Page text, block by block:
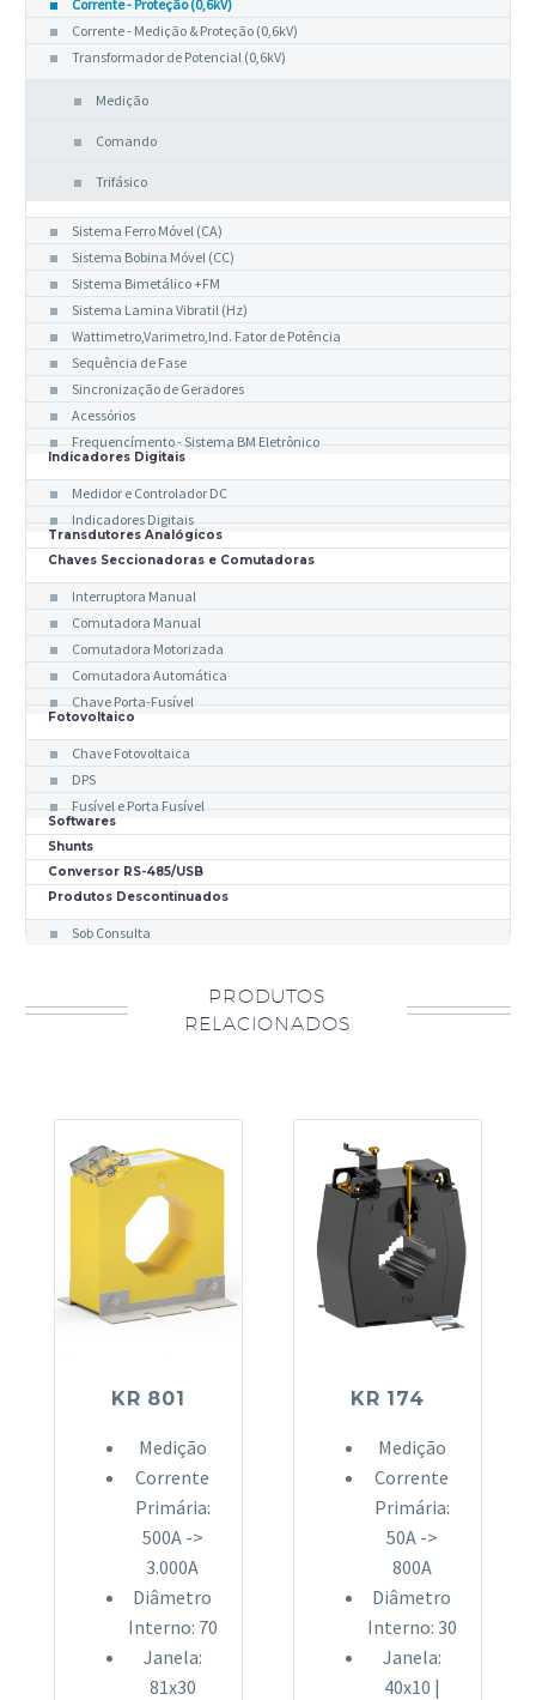
Corrente - Proteção (0,6kV)
Corrente - Medição & Proteção (0,6kV)
Transformador de Potencial (0,6kV)
Medição
Comando
Trifásico
Sistema Ferro Móvel (CA)
Sistema Bobina Móvel (CC)
Sistema Bimetálico +FM
Sistema Lamina Vibratil (Hz)
Wattimetro,Varimetro,Ind. Fator de Potência
Sequência de Fase
Sincronização de Geradores
Acessórios
Frequencímento - Sistema BM Eletrônico
Indicadores Digitais
Medidor e Controlador DC
Indicadores Digitais
Transdutores Analógicos
Chaves Seccionadoras e Comutadoras
Interruptora Manual
Comutadora Manual
Comutadora Motorizada
Comutadora Automática
Chave Porta-Fusível
Fotovoltaico
Chave Fotovoltaica
DPS
Fusível e Porta Fusível
Softwares
Shunts
Conversor RS-485/USB
Produtos Descontinuados
Sob Consulta
PRODUTOS
RELACIONADOS
KR 801
Medição
Corrente
Primária:
500A ->
3.000A
Diâmetro
Interno: 70
Janela:
81x30
KR 174
Medição
Corrente
Primária:
50A ->
800A
Diâmetro
Interno: 30
Janela:
40x10 |